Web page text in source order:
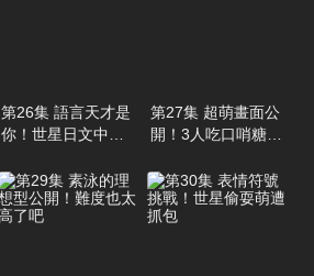
第26集 語言天才是
你！世星日文中文
第27集 超萌畫面公
開！3人吃口哨糖也